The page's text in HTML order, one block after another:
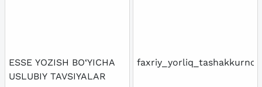
ESSE YOZISH BO‘YICHA
USLUBIY TAVSIYALAR